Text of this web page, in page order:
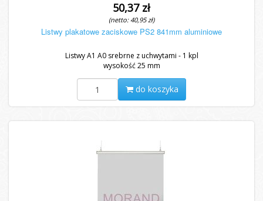
50,37 zł
(netto: 40,95 zł)
Listwy plakatowe zaciskowe PS2 841mm aluminiowe
Listwy A1 A0 srebrne z uchwytami - 1 kpl
wysokość 25 mm
do koszyka